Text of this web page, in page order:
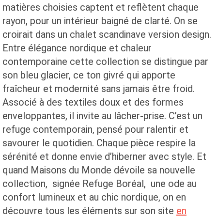
matières choisies captent et reflètent chaque
rayon, pour un intérieur baigné de clarté. On se
croirait dans un chalet scandinave version design.
Entre élégance nordique et chaleur
contemporaine cette collection se distingue par
son bleu glacier, ce ton givré qui apporte
fraîcheur et modernité sans jamais être froid.
Associé à des textiles doux et des formes
enveloppantes, il invite au lâcher-prise. C’est un
refuge contemporain, pensé pour ralentir et
savourer le quotidien. Chaque pièce respire la
sérénité et donne envie d’hiberner avec style. Et
quand Maisons du Monde dévoile sa nouvelle
collection, signée Refuge Boréal, une ode au
confort lumineux et au chic nordique, on en
découvre tous les éléments sur son site en